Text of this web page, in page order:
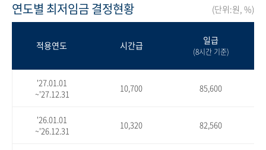
연도별 최저임금 결정현황 (단위:원, %)
적용연도 시간급 일급
(8시간 기준)
'27.01.01
~'27.12.31
10,700 85,600
'26.01.01
~'26.12.31
10,320 82,560